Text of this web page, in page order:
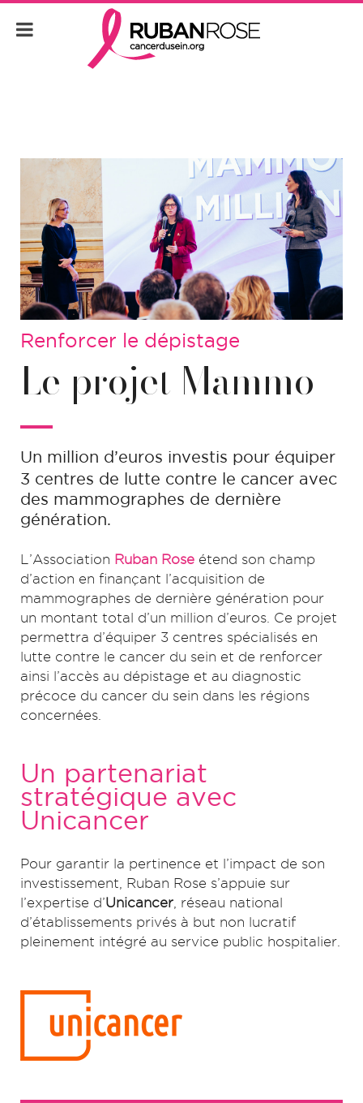
Renforcer le dépistage
Le projet Mammo+
Un million d’euros investis pour équiper
3 centres de lutte contre le cancer avec
des mammographes de dernière
génération.
L’Association Ruban Rose étend son champ
d’action en finançant l’acquisition de
mammographes de dernière génération pour
un montant total d’un million d’euros. Ce projet
permettra d’équiper 3 centres spécialisés en
lutte contre le cancer du sein et de renforcer
ainsi l’accès au dépistage et au diagnostic
précoce du cancer du sein dans les régions
concernées.
Un partenariat
stratégique avec
Unicancer
Pour garantir la pertinence et l’impact de son
investissement, Ruban Rose s’appuie sur
l’expertise d’Unicancer , réseau national
d’établissements privés à but non lucratif
pleinement intégré au service public hospitalier.